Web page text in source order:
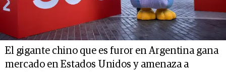
El gigante chino que es furor en Argentina gana
mercado en Estados Unidos y amenaza a